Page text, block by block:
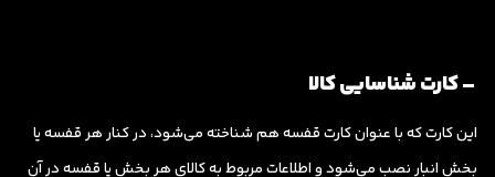
– کارت شناسایی کالا
این کارت که با عنوان کارت قفسه هم شناخته می‌شود، در کنار هر قفسه یا
بخش انبار نصب می‌شود و اطلاعات مربوط به کالای هر بخش یا قفسه در آن